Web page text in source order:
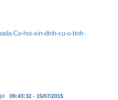
Co-hoi-xin-dinh-cu-o-tinh-
09:43:32 - 15/07/2015